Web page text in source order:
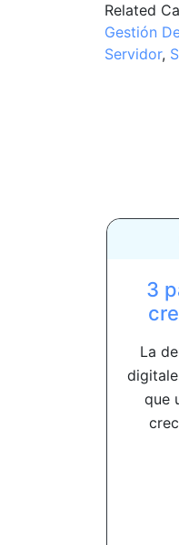
Related
Gestión
Servidor,
3
La
que